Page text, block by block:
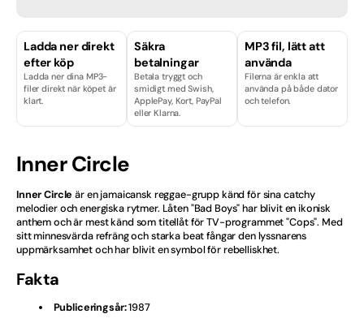
Skolavslutning
Svenska
Traditionell / Visa
Ladda ner direkt
efter köp
Ladda ner dina MP3-
filer direkt när köpet är
klart.
Säkra
betalningar
Betala tryggt och
smidigt med Swish,
ApplePay, Kort, PayPal
eller Klarna.
MP3 fil, lätt att
använda
Filerna är enkla att
använda på både dator
och telefon.
Inner Circle
Inner Circle är en jamaicansk reggae-grupp känd för sina catchy
melodier och energiska rytmer. Låten "Bad Boys" har blivit en ikonisk
anthem och är mest känd som titellåt för TV-programmet "Cops". Med
sitt minnesvärda refräng och starka beat fångar den lyssnarens
uppmärksamhet och har blivit en symbol för rebelliskhet.
Fakta
Publiceringsår:1987